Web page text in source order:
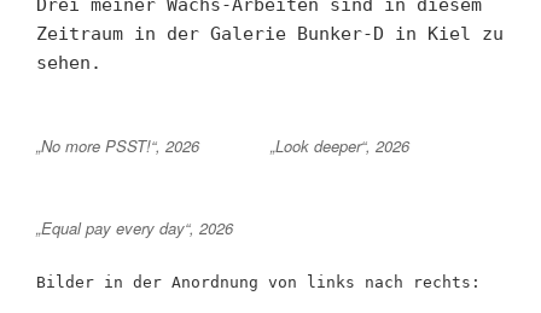
Drei meiner Wachs-Arbeiten sind in diesem
Zeitraum in der Galerie Bunker-D in Kiel zu
sehen.
„No more PSST!“, 2026 „Look deeper“, 2026
„Equal pay every day“, 2026
Bilder in der Anordnung von links nach rechts: